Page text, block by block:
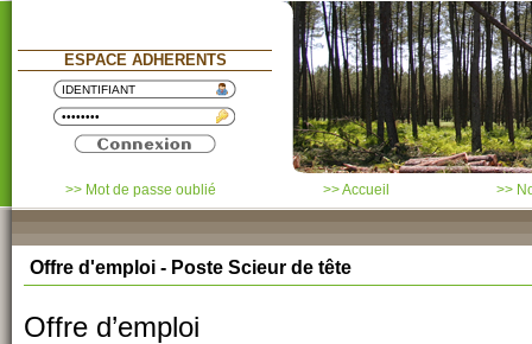
ESPACE ADHERENTS
>> Mot de passe oublié >> Accueil >>
Offre d'emploi - Poste Scieur de tête
Offre d’emploi